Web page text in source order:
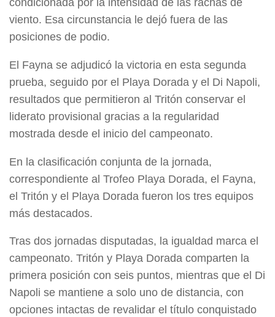
viento. Esa circunstancia le dejó fuera de las
posiciones de podio.
El Fayna se adjudicó la victoria en esta segunda
prueba, seguido por el Playa Dorada y el Di Napoli,
resultados que permitieron al Tritón conservar el
liderato provisional gracias a la regularidad
mostrada desde el inicio del campeonato.
En la clasificación conjunta de la jornada,
correspondiente al Trofeo Playa Dorada, el Fayna,
el Tritón y el Playa Dorada fueron los tres equipos
más destacados.
Tras dos jornadas disputadas, la igualdad marca el
campeonato. Tritón y Playa Dorada comparten la
primera posición con seis puntos, mientras que el Di
Napoli se mantiene a solo uno de distancia, con
opciones intactas de revalidar el título conquistado